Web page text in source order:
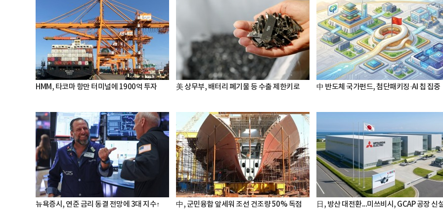
HMM, 타코마 항만 터미널에 1900억 투자 美 상무부, 배터리 폐기물 등 수출 제한키로 中 반도체 국가펀드, 첨단패키징·AI 칩 집중
뉴욕증시, 연준 금리 동결 전망에 3대 지수↑ 中, 군민융합 앞세워 조선 건조량 50% 독점 日, 방산 대전환...미쓰비시, GCAP 공장 신